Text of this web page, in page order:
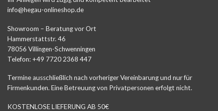
info@hegau-onlineshop.de
Showroom – Beratung vor Ort
Hammerstattstr. 46
78056 Villingen-Schwenningen
Telefon: +49 7720 2368 447
Termine ausschließlich nach vorheriger Vereinbarung und nur für
Firmenkunden. Eine Betreuung von Privatpersonen erfolgt nicht.
KOSTENLOSE LIEFERUNG AB 50€